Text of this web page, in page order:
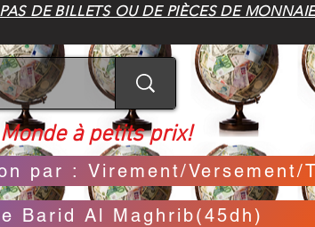
DE BILLETS OU DE PIÈCES DE MONNAIE
à petits prix!
par : Virement/Versement/
Barid Al Maghrib(45dh)